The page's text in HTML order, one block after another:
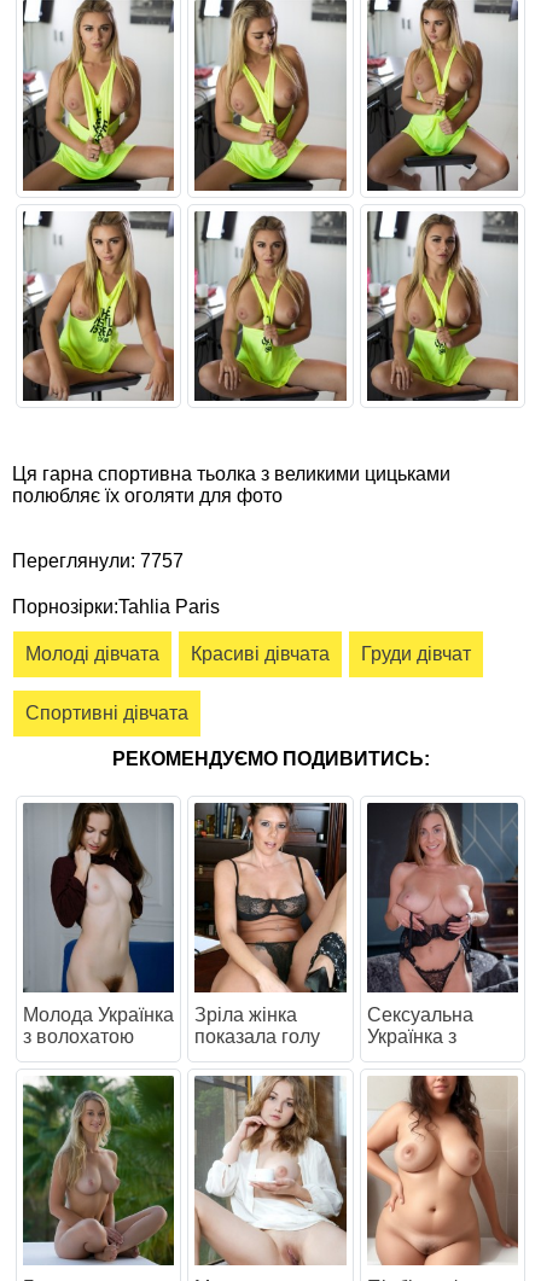
Ця гарна спортивна тьолка з великими цицьками
полюбляє їх оголяти для фото
Переглянули: 7757
Порнозірки:Tahlia Paris
Молоді дівчата Красиві дівчата Груди дівчат
Спортивні дівчата
РЕКОМЕНДУЄМО ПОДИВИТИСЬ:
Молода Українка
з волохатою
піхвою
Зріла жінка
показала голу
голену піську
Сексуальна
Українка з
шикарними
голими
цицьками